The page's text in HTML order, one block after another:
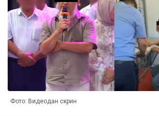
Фото: Видеодан скрин